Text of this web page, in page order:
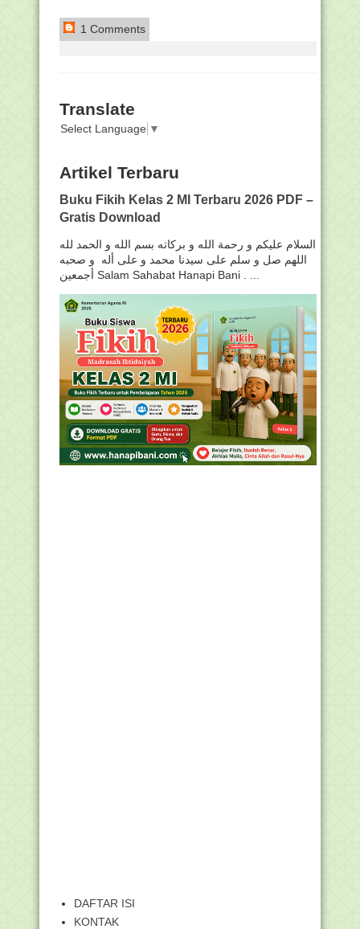
1 Comments
Translate
Select Language ▼
Artikel Terbaru
Buku Fikih Kelas 2 MI Terbaru 2026 PDF –
Gratis Download
السلام عليكم و رحمة الله و بركاته بسم الله و الحمد لله
اللهم صل و سلم على سيدنا محمد و على أله و صحبه
أجمعين Salam Sahabat Hanapi Bani . ...
DAFTAR ISI
KONTAK